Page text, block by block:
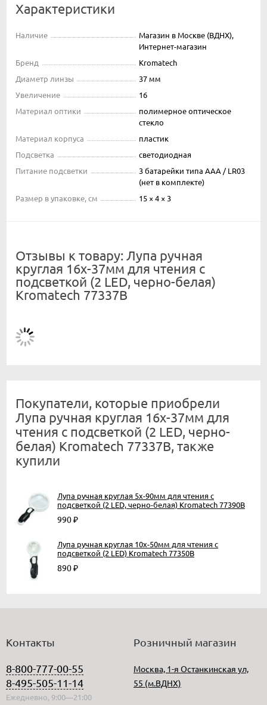
Характеристики
Наличие
Магазин в Москве (ВДНХ),
Интернет-магазин
Бренд
Kromatech
Диаметр линзы
37 мм
Увеличение
16
Материал оптики
полимерное оптическое
стекло
Материал корпуса
пластик
Подсветка
светодиодная
Питание подсветки
3 батарейки типа AAA / LR03
(нет в комплекте)
Размер в упаковке, см
15 × 4 × 3
Отзывы к товару: Лупа ручная
круглая 16x-37мм для чтения с
подсветкой (2 LED, черно-белая)
Kromatech 77337B
Покупатели, которые приобрели
Лупа ручная круглая 16x-37мм для
чтения с подсветкой (2 LED, черно-
белая) Kromatech 77337B, также
купили
Лупа ручная круглая 5x-90мм для чтения с
подсветкой (2 LED, черно-белая) Kromatech 77390B
990₽
Лупа ручная круглая 10x-50мм для чтения с
подсветкой (2 LED) Kromatech 77350B
890₽
Контакты
8-800-777-00-55
8-495-505-11-14
Ежедневно, 9:00—21:00
Розничный магазин
Москва, 1-я Останкинская ул,
55 (м.ВДНХ)